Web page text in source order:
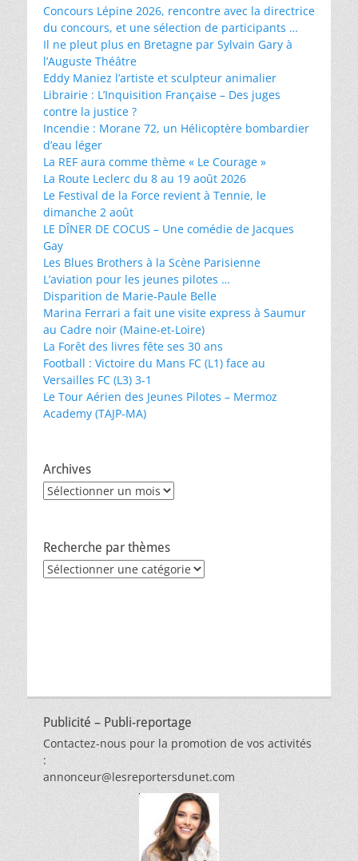
Concours Lépine 2026, rencontre avec la directrice
du concours, et une sélection de participants …
Il ne pleut plus en Bretagne par Sylvain Gary à
l’Auguste Théâtre
Eddy Maniez l’artiste et sculpteur animalier
Librairie : L’Inquisition Française – Des juges
contre la justice ?
Incendie : Morane 72, un Hélicoptère bombardier
d’eau léger
La REF aura comme thème « Le Courage »
La Route Leclerc du 8 au 19 août 2026
Le Festival de la Force revient à Tennie, le
dimanche 2 août
LE DÎNER DE COCUS – Une comédie de Jacques
Gay
Les Blues Brothers à la Scène Parisienne
L’aviation pour les jeunes pilotes …
Disparition de Marie-Paule Belle
Marina Ferrari a fait une visite express à Saumur
au Cadre noir (Maine-et-Loire)
La Forêt des livres fête ses 30 ans
Football : Victoire du Mans FC (L1) face au
Versailles FC (L3) 3-1
Le Tour Aérien des Jeunes Pilotes – Mermoz
Academy (TAJP-MA)
Archives
Archives
Recherche par thèmes
Recherche
Publicité – Publi-reportage
Contactez-nous pour la promotion de vos activités
:
annonceur@lesreportersdunet.com